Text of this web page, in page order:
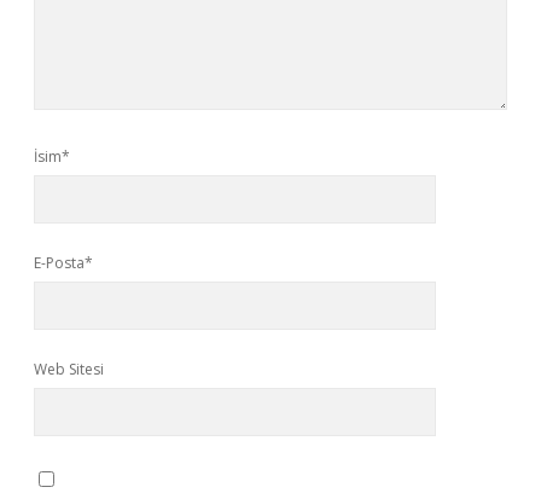
İsim*
E-Posta*
Web Sitesi